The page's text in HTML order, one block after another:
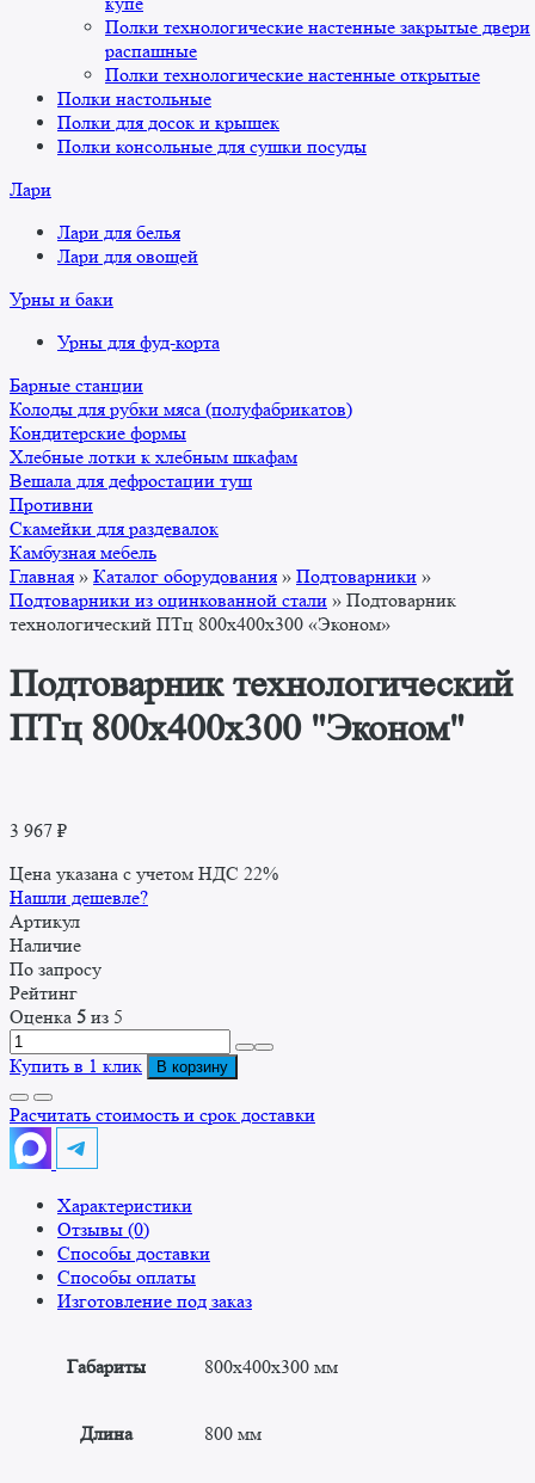
Полки технологические настенные закрытые двери
распашные
Полки технологические настенные открытые
Полки настольные
Полки для досок и крышек
Полки консольные для сушки посуды
Лари
Лари для белья
Лари для овощей
Урны и баки
Урны для фуд-корта
Барные станции
Колоды для рубки мяса (полуфабрикатов)
Кондитерские формы
Хлебные лотки к хлебным шкафам
Вешала для дефростации туш
Противни
Скамейки для раздевалок
Камбузная мебель
Главная » Каталог оборудования » Подтоварники »
Подтоварники из оцинкованной стали » Подтоварник
технологический ПТц 800x400x300 «Эконом»
Подтоварник технологический
ПТц 800x400x300 "Эконом"
3 967 ₽
Цена указана с учетом НДС 22%
Нашли дешевле?
Артикул
Наличие
По запросу
Рейтинг
Оценка 5 из 5
Количество
товара
технологический
ПТц
800x400x300
Купить в 1 клик В корзину
Расчитать стоимость и срок доставки
Характеристики
Отзывы (0)
Способы доставки
Способы оплаты
Изготовление под заказ
Габариты 800x400x300 мм
Длина 800 мм